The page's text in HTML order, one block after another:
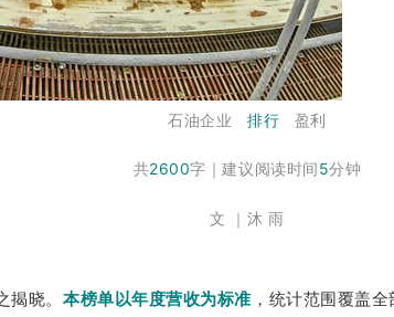
石油企业 排行 盈利
共2600字 ｜建议阅读时间5分钟
文 ｜沐 雨
揭晓。本榜单以年度营收为标准 ，统计范围覆盖